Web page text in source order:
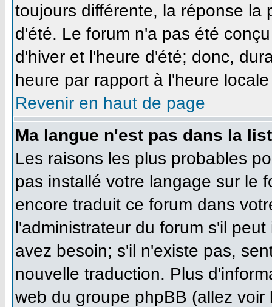
toujours différente, la réponse la
d'été. Le forum n'a pas été
d'hiver et l'heure d'été; donc,
heure par rapport à l'heure
Revenir en haut de page
Ma langue n'est pas dans la
Les raisons les plus probables
pas installé votre langage sur le
encore traduit ce forum dans
l'administrateur du forum s'il
avez besoin; s'il n'existe pas,
nouvelle traduction. Plus
web du groupe phpBB (allez